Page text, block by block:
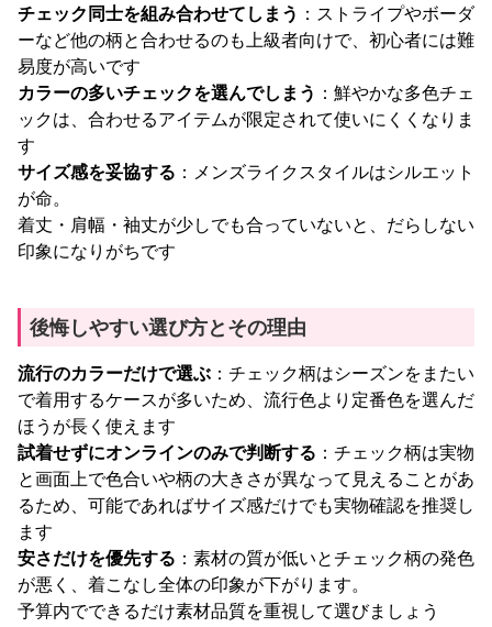
チェック同士を組み合わせてしまう ：ストライプやボーダ
ーなど他の柄と合わせるのも上級者向けで、初心者には難
易度が高いです
カラーの多いチェックを選んでしまう ：鮮やかな多色チェ
ックは、合わせるアイテムが限定されて使いにくくなりま
す
サイズ感を妥協する ：メンズライクスタイルはシルエット
が命。
着丈・肩幅・袖丈が少しでも合っていないと、だらしない
印象になりがちです
後悔しやすい選び方とその理由
流行のカラーだけで選ぶ ：チェック柄はシーズンをまたい
で着用するケースが多いため、流行色より定番色を選んだ
ほうが長く使えます
試着せずにオンラインのみで判断する ：チェック柄は実物
と画面上で色合いや柄の大きさが異なって見えることがあ
るため、可能であればサイズ感だけでも実物確認を推奨し
ます
安さだけを優先する ：素材の質が低いとチェック柄の発色
が悪く、着こなし全体の印象が下がります。
予算内でできるだけ素材品質を重視して選びましょう